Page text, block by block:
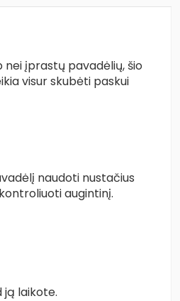
nei įprastų pavadėlių, šio
visur skubėti paskui
naudoti nustačius
augintinį.
ją laikote.